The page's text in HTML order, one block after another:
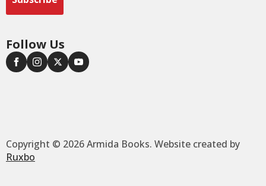
Follow Us
Copyright © 2026 Armida Books. Website created by
Ruxbo